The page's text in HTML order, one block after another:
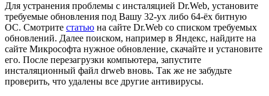
Для устранения проблемы с инсталяцией Dr.Web, установите
требуемые обновления под Вашу 32-ух либо 64-ёх битную
ОС. Смотрите статью на сайте Dr.Web со списком требуемых
обновлений. Далее поиском, например в Яндекс, найдите на
сайте Микрософта нужное обновление, скачайте и установите
его. После перезагрузки компьютера, запустите
инсталяционный файл drweb вновь. Так же не забудьте
проверить, что удалены все другие антивирусы.